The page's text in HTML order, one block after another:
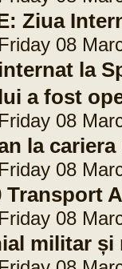
Ziua
08
la
a fost
08
la
08
Transport
08
militar și